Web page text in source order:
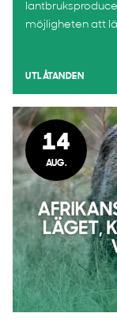
möjligheten att
UTLÅTANDEN
14
AUG.